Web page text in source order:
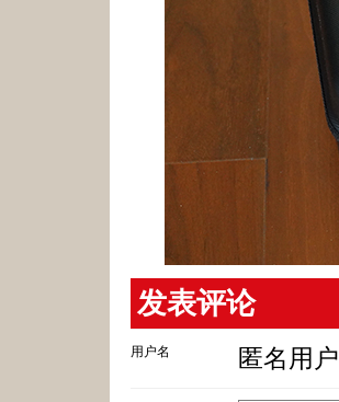
发表评论
用户名 匿名用户